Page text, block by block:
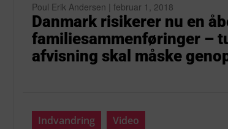
Poul Erik Andersen | februar 1, 2018
Danmark risikerer nu en
familiesammenføringer –
afvisning skal måske
Indvandring Video